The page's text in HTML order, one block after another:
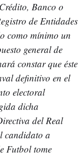
Banco o
de Entidades
como mínimo un
general de
constarque éste
definitivo en el
electoral
dicha
del Real
candidato a
Futboltome